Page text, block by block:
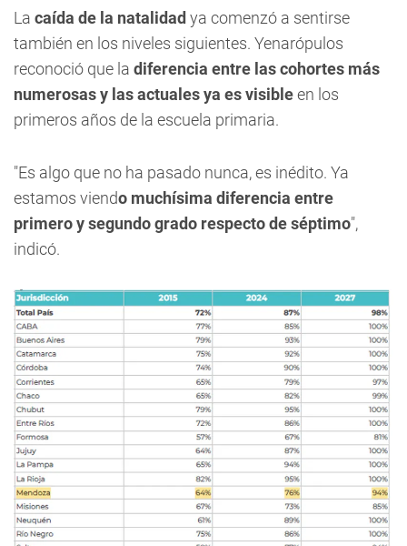
La caída de la natalidadya comenzó a sentirse
también en los niveles siguientes. Yenarópulos
reconoció que la diferencia entre las cohortes más
numerosas y las actuales ya es visibleen los
primeros años de la escuela primaria.
"Es algo que no ha pasado nunca, es inédito. Ya
estamos viendo muchísima diferencia entre
primero y segundo grado respecto de séptimo",
indicó.